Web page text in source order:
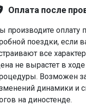
Оплата после
производите оплату
поездки, если
все
не вырастет в ходе
Возможен
динамики и
на диностенде.